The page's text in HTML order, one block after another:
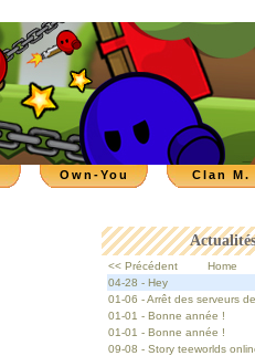
Clan M.
Own-You
Actualités
<< Précédent Home
04-28 - Hey
01-06 - Arrêt des serveurs de
01-01 - Bonne année !
01-01 - Bonne année !
09-08 - Story teeworlds